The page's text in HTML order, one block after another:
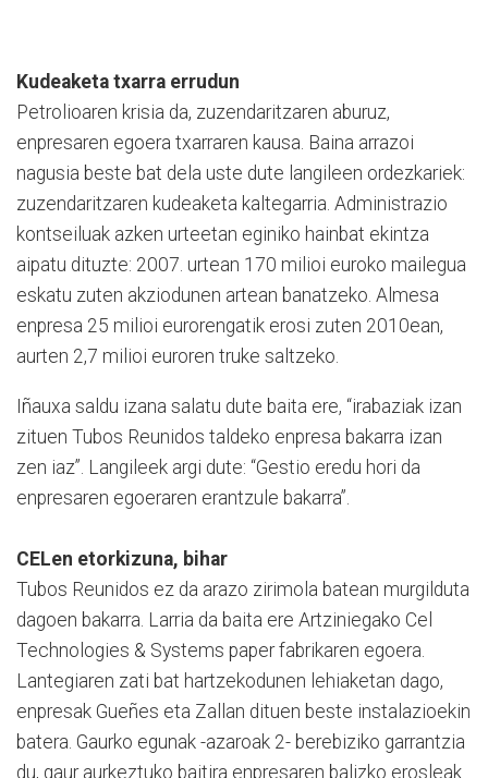
Kudeaketa txarra errudun
Petrolioaren krisia da, zuzendaritzaren aburuz,
enpresaren egoera txarraren kausa. Baina arrazoi
nagusia beste bat dela uste dute langileen ordezkariek:
zuzendaritzaren kudeaketa kaltegarria. Administrazio
kontseiluak azken urteetan eginiko hainbat ekintza
aipatu dituzte: 2007. urtean 170 milioi euroko mailegua
eskatu zuten akziodunen artean banatzeko. Almesa
enpresa 25 milioi eurorengatik erosi zuten 2010ean,
aurten 2,7 milioi euroren truke saltzeko.
Iñauxa saldu izana salatu dute baita ere, “irabaziak izan
zituen Tubos Reunidos taldeko enpresa bakarra izan
zen iaz”. Langileek argi dute: “Gestio eredu hori da
enpresaren egoeraren erantzule bakarra”.
CELen etorkizuna, bihar
Tubos Reunidos ez da arazo zirimola batean murgilduta
dagoen bakarra. Larria da baita ere Artziniegako Cel
Technologies & Systems paper fabrikaren egoera.
Lantegiaren zati bat hartzekodunen lehiaketan dago,
enpresak Gueñes eta Zallan dituen beste instalazioekin
batera. Gaurko egunak -azaroak 2- berebiziko garrantzia
du, gaur aurkeztuko baitira enpresaren balizko erosleak.